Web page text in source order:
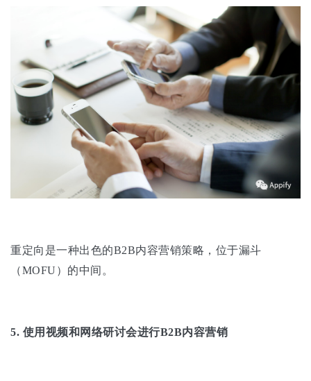
重定向是一种出色的B2B内容营销策略，位于漏斗
（MOFU）的中间。
5. 使用视频和网络研讨会进行B2B内容营销